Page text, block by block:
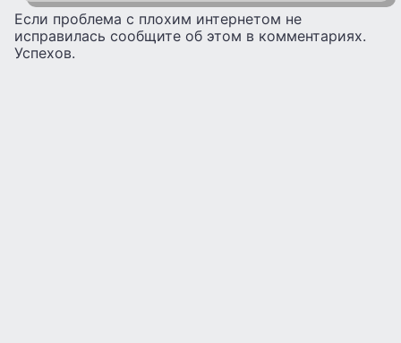
Если проблема с плохим интернетом не
исправилась сообщите об этом в комментариях.
Успехов.